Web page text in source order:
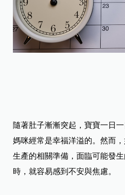
隨著肚子漸漸突起，寶寶一日
媽咪經常是幸福洋溢的。然而
生產的相關準備，面臨可能發
時，就容易感到不安與焦慮。